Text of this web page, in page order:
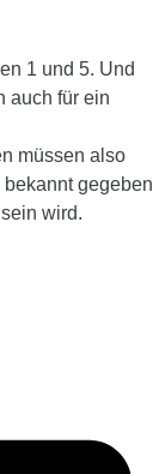
1 und 5. Und
auch für ein
müssen also
gegeben
wird.